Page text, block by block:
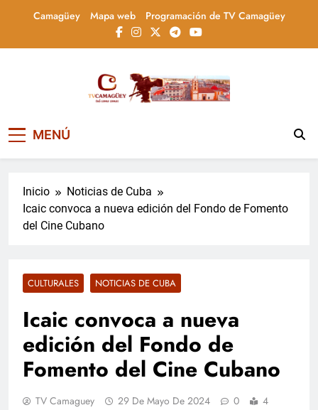
Camagüey Mapa web Programación de TV Camagüey
Televisión Camagüey,
Cuba
informa, educa y entretiene con contenidos
la actualidad nacional
MENÚ
Inicio
Noticias de Cuba
Icaic convoca a nueva edición del Fondo de Fomento
del Cine Cubano
CULTURALES NOTICIAS DE CUBA
Icaic convoca a nueva
edición del Fondo de
Fomento del Cine Cubano
TV Camaguey 29 De Mayo De 2024 0
4